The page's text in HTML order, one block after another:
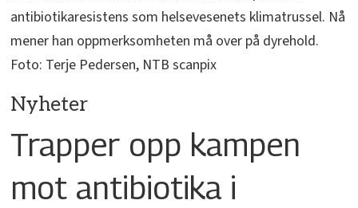
antibiotikaresistens som helsevesenets klimatrussel. Nå
mener han oppmerksomheten må over på dyrehold.
Foto: Terje Pedersen, NTB scanpix
Nyheter
Trapper opp kampen
mot antibiotika i